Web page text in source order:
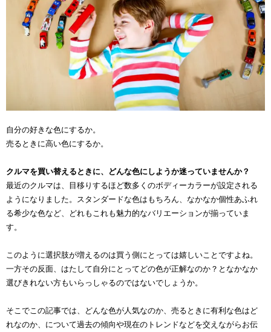
自分の好きな色にするか。
売るときに高い色にするか。
クルマを買い替えるときに、どんな色にしようか迷っていませんか？
最近のクルマは、目移りするほど数多くのボディーカラーが設定される
ようになりました。スタンダードな色はもちろん、なかなか個性あふれ
る希少な色など、どれもこれも魅力的なバリエーションが揃っていま
す。
このように選択肢が増えるのは買う側にとっては嬉しいことですよね。
一方その反面、はたして自分にとってどの色が正解なのか？となかなか
選びきれない方もいらっしゃるのではないでしょうか。
そこでこの記事では、どんな色が人気なのか、売るときに有利な色はど
れなのか、について過去の傾向や現在のトレンドなどを交えながらお伝